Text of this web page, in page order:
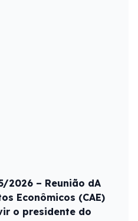
2026 – Reunião dA
Econômicos (CAE)
o presidente do